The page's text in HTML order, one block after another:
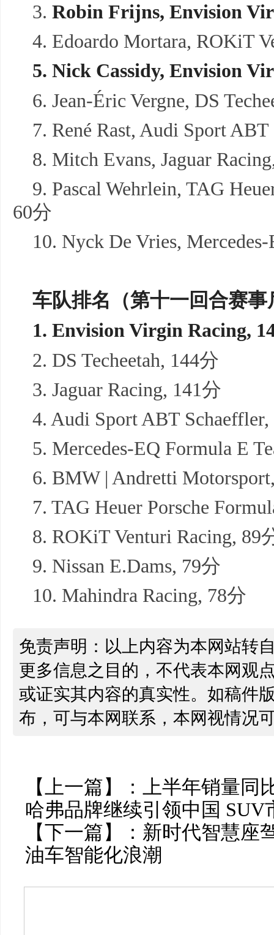
3. Robin Frijns, Envision
4. Edoardo Mortara, ROKiT
5. Nick Cassidy, Envision
6. Jean-Éric Vergne, DS
7. René Rast, Audi Sport
8. Mitch Evans, Jaguar
9. Pascal Wehrlein, TAG
60分
10. Nyck De Vries,
车队排名（第十一回合赛事
1. Envision Virgin Racing,
2. DS Techeetah, 144分
3. Jaguar Racing, 141分
4. Audi Sport ABT
5. Mercedes-EQ Formula E
6. BMW | Andretti
7. TAG Heuer Porsche
8. ROKiT Venturi Racing, 89
9. Nissan E.Dams, 79分
10. Mahindra Racing, 78分
免责声明：以上内容为本网站转
更多信息之目的，不代表本网观
或证实其内容的真实性。如稿件
布，可与本网联系，本网视情况
【上一篇】：
上半年销量同
哈弗品牌继续引领中国 SUV
【下一篇】： 新时代智慧座
油车智能化浪潮